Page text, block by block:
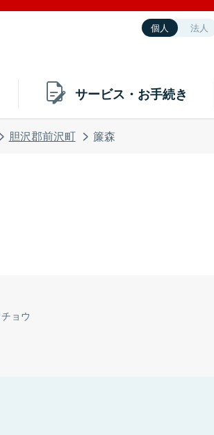
個人 法人
サービス・お手続き
胆沢郡前沢町 簾森
ョウ